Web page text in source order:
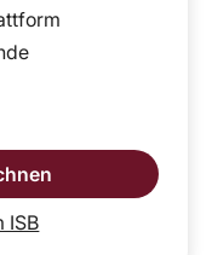
ISB